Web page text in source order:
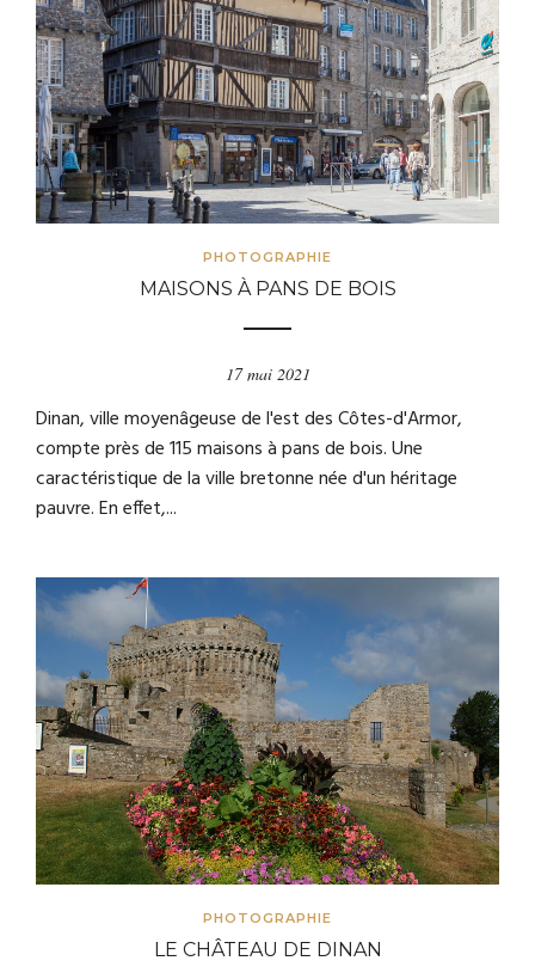
PHOTOGRAPHIE
MAISONS À PANS DE BOIS
17 mai 2021
Dinan, ville moyenâgeuse de l'est des Côtes-d'Armor,
compte près de 115 maisons à pans de bois. Une
caractéristique de la ville bretonne née d'un héritage
pauvre. En effet,...
PHOTOGRAPHIE
LE CHÂTEAU DE DINAN